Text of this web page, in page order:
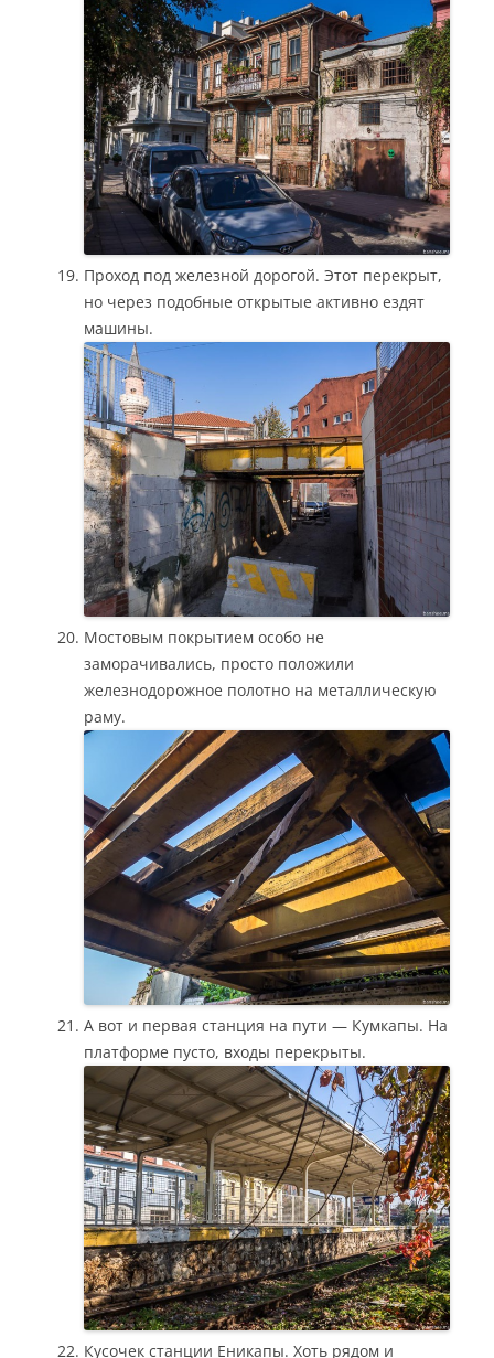
Проход под железной дорогой. Этот перекрыт,
но через подобные открытые активно ездят
машины.
Мостовым покрытием особо не
заморачивались, просто положили
железнодорожное полотно на металлическую
раму.
А вот и первая станция на пути — Кумкапы. На
платформе пусто, входы перекрыты.
Кусочек станции Еникапы. Хоть рядом и